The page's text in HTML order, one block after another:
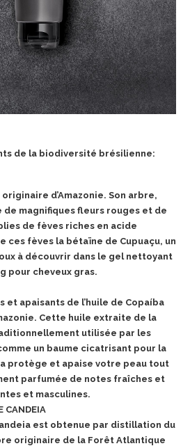
de la biodiversité brésilienne:
d’Amazonie. Son arbre,
de magnifiques fleurs rouges et de
de fèves riches en acide
ces fèves la bétaïne de Cupuaçu, un
à découvrir dans le gel nettoyant
pour cheveux gras.
et apaisants de l’huile de Copaíba
Cette huile extraite de la
utilisée par les
un baume cicatrisant pour la
protège et apaise votre peau tout
parfumée de notes fraîches et
et masculines.
CANDEIA
est obtenue par distillation du
originaire de la Forêt Atlantique